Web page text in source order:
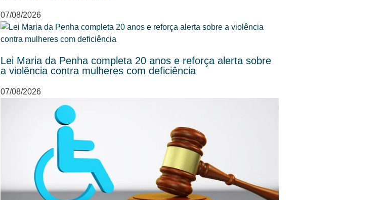
07/08/2026
Lei Maria da Penha completa 20 anos e reforça alerta sobre
a violência contra mulheres com deficiência
07/08/2026